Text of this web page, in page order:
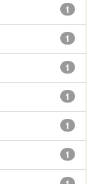
1
1
1
1
1
1